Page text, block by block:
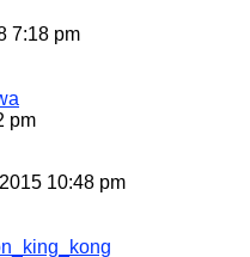
7:18 pm
pm
10:48 pm